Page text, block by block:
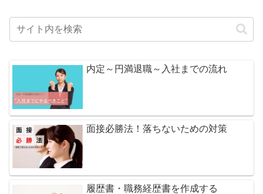
内定～円満退職～入社までの流れ
面接必勝法！落ちないための対策
履歴書・職務経歴書を作成する